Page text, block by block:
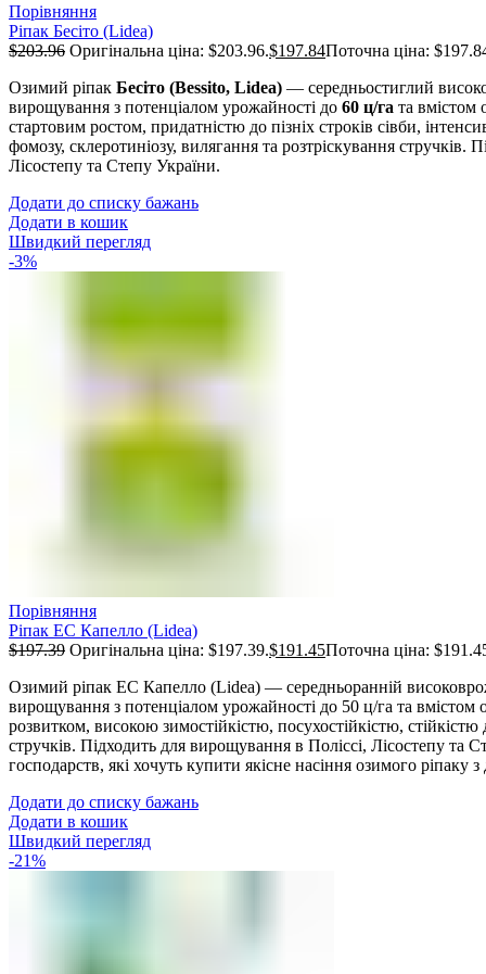
Порівняння
Ріпак Бесіто (Lidea)
$203.96 Оригінальна ціна: $203.96.$197.84Поточна ціна:
Озимий ріпак Бесіто (Bessito, Lidea) — середньостиглий
вирощування з потенціалом урожайності до 60 ц/га та вмістом
стартовим ростом, придатністю до пізніх строків сівби,
фомозу, склеротиніозу, вилягання та розтріскування
Лісостепу та Степу України.
Додати до списку бажань
Додати в кошик
Швидкий перегляд
-3%
Порівняння
Ріпак ЕС Капелло (Lidea)
$197.39 Оригінальна ціна: $197.39.$191.45Поточна ціна:
Озимий ріпак ЕС Капелло (Lidea) — середньоранній
вирощування з потенціалом урожайності до 50 ц/га та вмістом
розвитком, високою зимостійкістю, посухостійкістю,
стручків. Підходить для вирощування в Поліссі, Лісостепу та
господарств, які хочуть купити якісне насіння озимого ріпаку
Додати до списку бажань
Додати в кошик
Швидкий перегляд
-21%